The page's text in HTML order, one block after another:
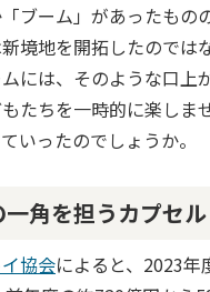
ブーム」があったもの
境地を開拓したのでは
には、そのような口上
もたちを一時的に楽しま
いったのでしょうか。
角を担うカプセ
協会によると、2023年